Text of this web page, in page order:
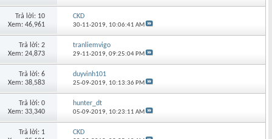
Trả lời: 10
Xem: 46,961
CKD
30-11-2019, 10:06:41 AM
Trả lời: 2
Xem: 24,873
tranliemvigo
29-11-2019,09:25:04 PM
Trả lời: 6
Xem: 38,583
duyvinh101
25-09-2019, 10:13:36 PM
Trả lời: 0
Xem: 33,340
hunter_dt
05-09-2019, 10:23:11 AM
Trả lời: 1
CKD